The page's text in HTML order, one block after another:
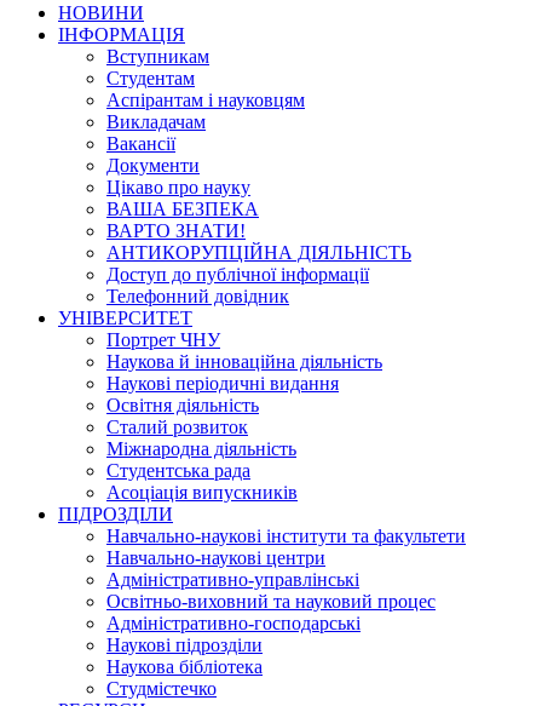
НОВИНИ
ІНФОРМАЦІЯ
Вступникам
Студентам
Аспірантам і науковцям
Викладачам
Вакансії
Документи
Цікаво про науку
ВАША БЕЗПЕКА
ВАРТО ЗНАТИ!
АНТИКОРУПЦІЙНА ДІЯЛЬНІСТЬ
Доступ до публічної інформації
Телефонний довідник
УНІВЕРСИТЕТ
Портрет ЧНУ
Наукова й інноваційна діяльність
Наукові періодичні видання
Освітня діяльність
Сталий розвиток
Міжнародна діяльність
Студентська рада
Асоціація випускників
ПІДРОЗДІЛИ
Навчально-наукові інститути та факультети
Навчально-наукові центри
Адміністративно-управлінські
Освітньо-виховний та науковий процес
Адміністративно-господарські
Наукові підрозділи
Наукова бібліотека
Студмістечко